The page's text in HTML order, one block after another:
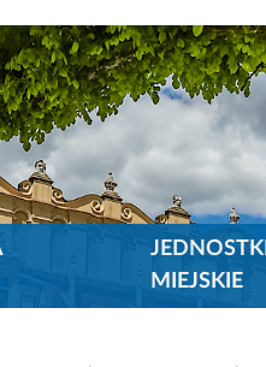
JEDNOSTKI
MIEJSKIE